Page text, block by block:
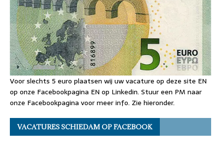
Voor slechts 5 euro plaatsen wij uw vacature op deze site EN
op onze Facebookpagina EN op Linkedin. Stuur een PM naar
onze Facebookpagina voor meer info. Zie hieronder.
VACATURES SCHIEDAM OP FACEBOOK